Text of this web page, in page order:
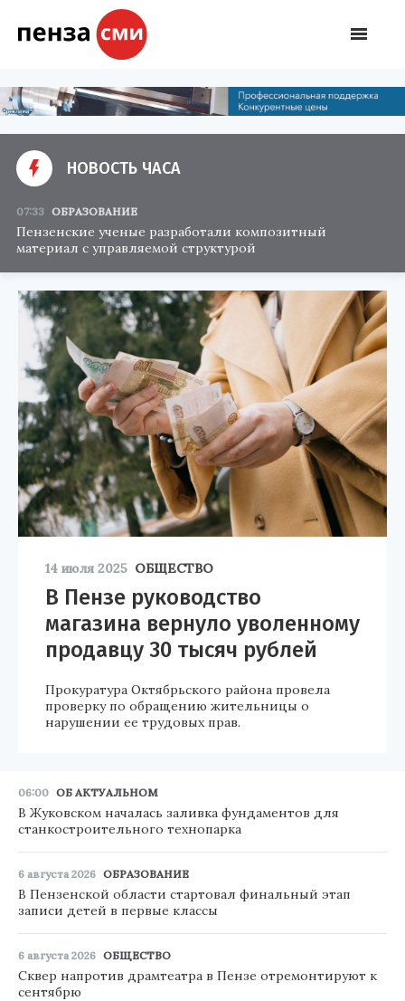
НОВОСТЬ ЧАСА
07:33 ОБРАЗОВАНИЕ
Пензенские ученые разработали композитный
материал с управляемой структурой
14 июля 2025 ОБЩЕСТВО
В Пензе руководство
магазина вернуло уволенному
продавцу 30 тысяч рублей
Прокуратура Октябрьского района провела
проверку по обращению жительницы о
нарушении ее трудовых прав.
06:00 ОБ АКТУАЛЬНОМ
В Жуковском началась заливка фундаментов для
станкостроительного технопарка
6 августа 2026 ОБРАЗОВАНИЕ
В Пензенской области стартовал финальный этап
записи детей в первые классы
6 августа 2026 ОБЩЕСТВО
Сквер напротив драмтеатра в Пензе отремонтируют к
сентябрю